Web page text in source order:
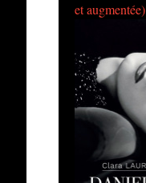
et augmentée)